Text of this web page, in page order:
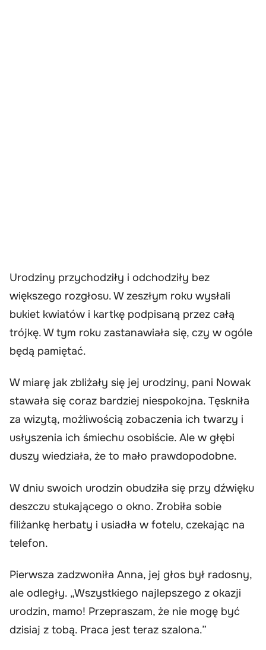
Urodziny przychodziły i odchodziły bez
większego rozgłosu. W zeszłym roku wysłali
bukiet kwiatów i kartkę podpisaną przez całą
trójkę. W tym roku zastanawiała się, czy w ogóle
będą pamiętać.
W miarę jak zbliżały się jej urodziny, pani Nowak
stawała się coraz bardziej niespokojna. Tęskniła
za wizytą, możliwością zobaczenia ich twarzy i
usłyszenia ich śmiechu osobiście. Ale w głębi
duszy wiedziała, że to mało prawdopodobne.
W dniu swoich urodzin obudziła się przy dźwięku
deszczu stukającego o okno. Zrobiła sobie
filiżankę herbaty i usiadła w fotelu, czekając na
telefon.
Pierwsza zadzwoniła Anna, jej głos był radosny,
ale odległy. „Wszystkiego najlepszego z okazji
urodzin, mamo! Przepraszam, że nie mogę być
dzisiaj z tobą. Praca jest teraz szalona.”